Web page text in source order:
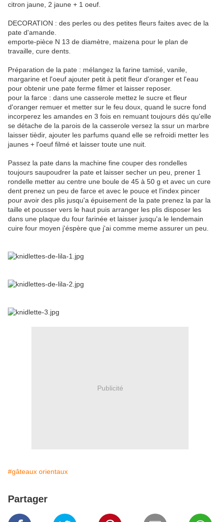
citron jaune, 2 jaune + 1 oeuf.
DECORATION : des perles ou des petites fleurs faites avec de la
pate d'amande.
emporte-pièce N 13 de diamètre, maizena pour le plan de
travaille, cure dents.
Préparation de la pate : mélangez la farine tamisé, vanile,
margarine et l'oeuf ajouter petit à petit fleur d'oranger et l'eau
pour obtenir une pate ferme filmer et laisser reposer.
pour la farce : dans une casserole mettez le sucre et fleur
d'oranger remuer et metter sur le feu doux, quand le sucre fond
incorperez les amandes en 3 fois en remuant toujours dés qu'elle
se détache de la parois de la casserole versez la ssur un marbre
laisser tièdir, ajouter les parfums quand elle se refroidi metter les
jaunes + l'oeuf filmé et laisser toute une nuit.
Passez la pate dans la machine fine couper des rondelles
toujours saupoudrer la pate et laisser secher un peu, prener 1
rondelle metter au centre une boule de 45 à 50 g et avec un cure
dent prenez un peu de farce et avec le pouce et l'index pincer
pour avoir des plis jusqu'a épuisement de la pate prenez la par la
taille et pousser vers le haut puis arranger les plis disposer les
dans une plaque du four farinée et laisser jusqu'a le lendemain
cuire four moyen j'éspère que j'ai comme meme assurer un peu.
Publicité
#gâteaux orientaux
Partager